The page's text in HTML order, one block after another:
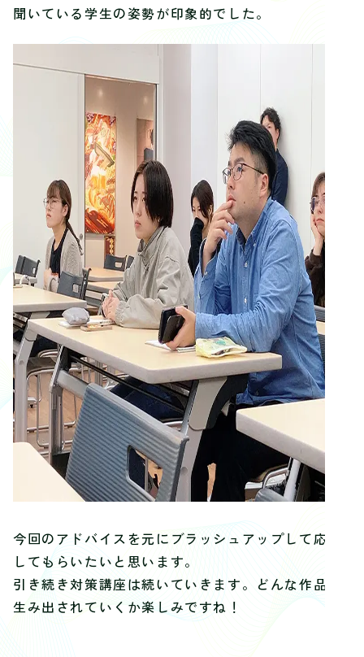
聞いている学生の姿勢が印象的でした。
今回のアドバイスを元にブラッシュアップして応募
してもらいたいと思います。
引き続き対策講座は続いていきます。どんな作品が
生み出されていくか楽しみですね！